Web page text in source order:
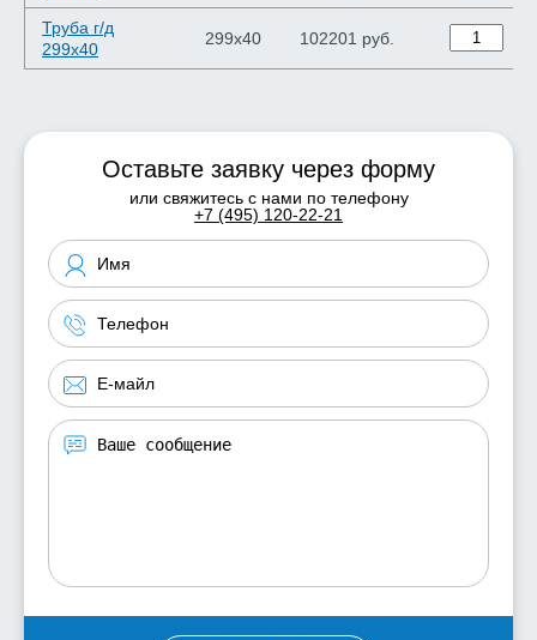
Труба г/д
299x40
299x40 102201 руб.
Оставьте заявку через форму
или свяжитесь с нами по телефону
+7 (495) 120-22-21